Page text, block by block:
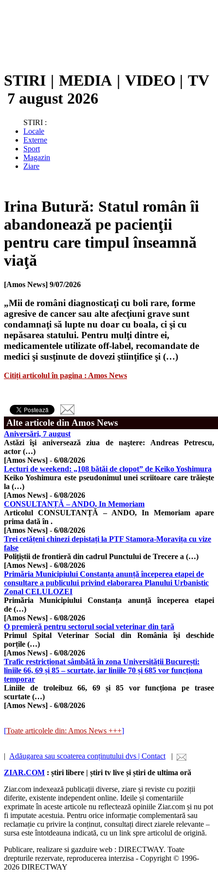
STIRI | MEDIA | VIDEO | TV
7 august 2026
STIRI :
Locale
Externe
Sport
Magazin
Ziare
Irina Butură: Statul român îi
abandonează pe pacienţii
pentru care timpul înseamnă
viaţă
[Amos News] 9/07/2026
„Mii de români diagnosticaţi cu boli rare, forme
agresive de cancer sau alte afecţiuni grave sunt
condamnaţi să lupte nu doar cu boala, ci şi cu
nepăsarea statului. Pentru mulţi dintre ei,
medicamentele utilizate off-label, recomandate de
medici şi susţinute de dovezi ştiinţifice şi (…)
Citiți articolul în pagina : Amos News
Alte articole din Amos News
Aniversări, 7 august
Astăzi îşi aniversează ziua de naştere: Andreas Petrescu,
actor (…)
[Amos News] - 6/08/2026
Lecturi de weekend: „108 bătăi de clopot” de Keiko Yoshimura
Keiko Yoshimura este pseudonimul unei scriitoare care trăiește
la (…)
[Amos News] - 6/08/2026
CONSULTANȚĂ – ANDO, In Memoriam
Articolul CONSULTANȚĂ – ANDO, In Memoriam apare
prima dată în .
[Amos News] - 6/08/2026
Trei cetățeni chinezi depistați la PTF Stamora-Moravița cu vize
false
Polițiștii de frontieră din cadrul Punctului de Trecere a (…)
[Amos News] - 6/08/2026
Primăria Municipiului Constanța anunță începerea etapei de
consultare a publicului privind elaborarea Planului Urbanistic
Zonal CELULOZEI
Primăria Municipiului Constanța anunță începerea etapei
de (…)
[Amos News] - 6/08/2026
O premieră pentru sectorul social veterinar din țară
Primul Spital Veterinar Social din România își deschide
porțile (…)
[Amos News] - 6/08/2026
Trafic restricționat sâmbătă în zona Universității București:
liniile 66, 69 și 85 – scurtate, iar liniile 70 și 685 vor funcționa
temporar
Liniile de troleibuz 66, 69 și 85 vor funcționa pe trasee
scurtate (…)
[Amos News] - 6/08/2026
[Toate articolele din: Amos News +++]
| Adăugarea sau scoaterea conținutului dvs | Contact |
ZIAR.COM : știri libere | știri tv live și știri de ultima oră
Ziar.com indexează publicații diverse, ziare și reviste cu poziții
diferite, existente independent online. Ideile și comentariile
exprimate în aceste articole nu reflectează opiniile Ziar.com și nu pot
fi imputate acestuia. Pentru orice informație complementară sau
reclamație cu privire la conținut, consultați direct ziarele relevante –
sursa este întotdeauna indicată, cu un link spre articolul de origină.
Publicare, realizare si gazduire web : DIRECTWAY. Toate
drepturile rezervate, reproducerea interzisa - Copyright © 1996-
2026 DIRECTWAY